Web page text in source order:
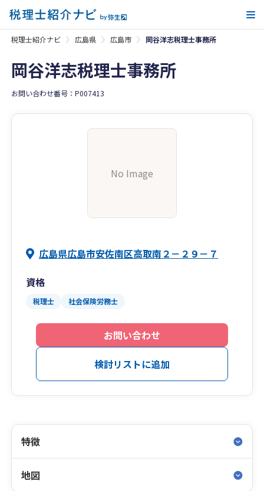
税理士紹介ナビ 広島県 広島市 岡谷洋志税理士事務所
岡谷洋志税理士事務所
お問い合わせ番号：P007413
No Image
広島県広島市安佐南区高取南２－２９－７
資格
税理士 社会保険労務士
お問い合わせ
検討リストに追加
特徴
地図